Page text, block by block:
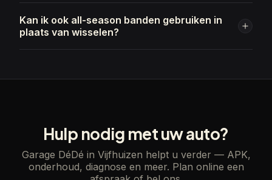
Kan ik ook all-season banden gebruiken in
plaats van wisselen?
Hulp nodig met uw auto?
Garage DéDé in Vijfhuizen helpt u verder — APK,
onderhoud, diagnose en meer. Plan online een